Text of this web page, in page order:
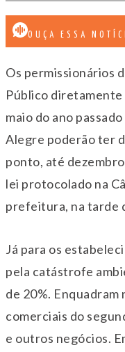
OUÇA ESSA
Os permissionários
Público
maio do ano
Alegre poderão ter
ponto, até
lei protocolado na
prefeitura, na tarde
Já para os
pela catástrofe
de 20%. Enquadram
comerciais do
e outros negócios.